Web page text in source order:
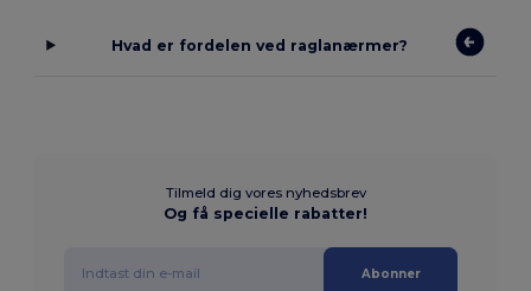
Hvad er fordelen ved raglanærmer?
Tilmeld dig vores nyhedsbrev
Og få specielle rabatter!
Abonner